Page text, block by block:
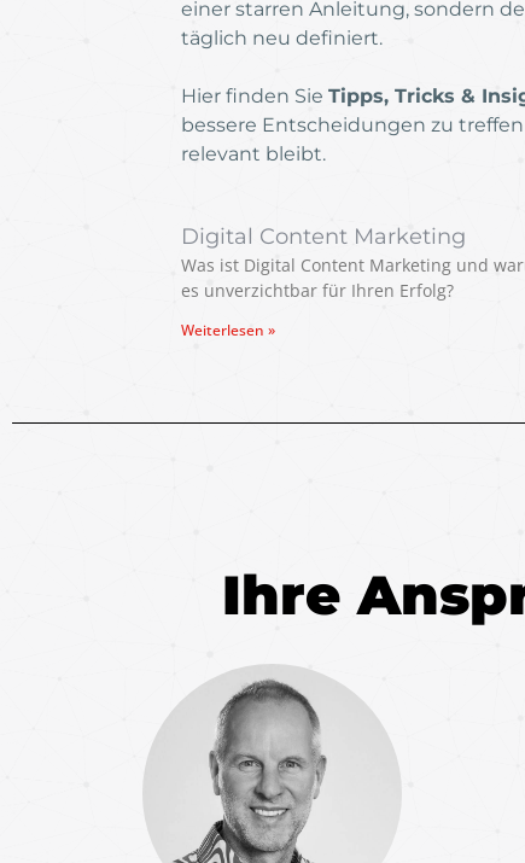
einer starren Anleitung, sondern
täglich neu definiert.
Hier finden Sie Tipps, Tricks &
bessere Entscheidungen zu
relevant bleibt.
Digital Content Marketing
Was ist Digital Content Marketing und
es unverzichtbar für Ihren Erfolg?
Weiterlesen »
Ihre